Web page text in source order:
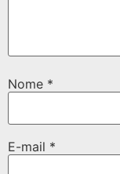
Nome *
E-mail *